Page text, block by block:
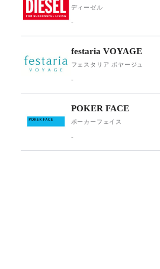
ディーゼル
-
festaria VOYAGE
フェスタリア ボヤージュ
-
POKER FACE
ポーカーフェイス
-